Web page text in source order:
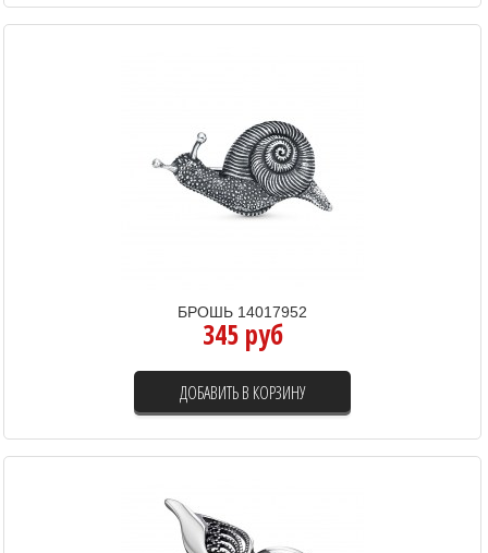
БРОШЬ 14017952
345 руб
ДОБАВИТЬ В КОРЗИНУ